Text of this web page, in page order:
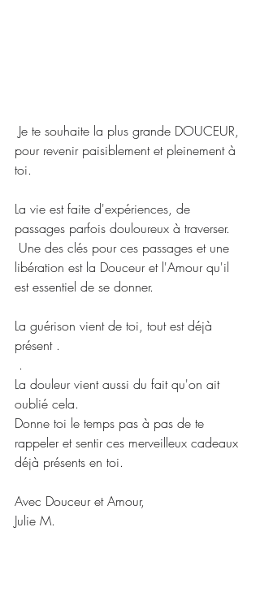
Je te souhaite la plus grande DOUCEUR,
pour revenir paisiblement et pleinement à
toi.
La vie est faite d'expériences, de
passages parfois douloureux à traverser.
Une des clés pour ces passages et une
libération est la Douceur et l'Amour qu'il
est essentiel de se donner.
La guérison vient de toi, tout est déjà
présent .
.
La douleur vient aussi du fait qu'on ait
oublié cela.
Donne toi le temps pas à pas de te
rappeler et sentir ces merveilleux cadeaux
déjà présents en toi.
Avec Douceur et Amour,
Julie M.